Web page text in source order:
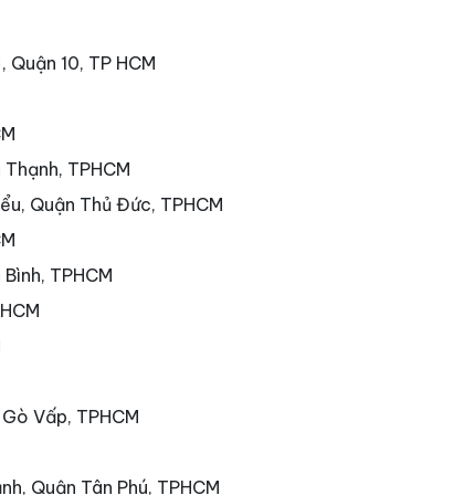
10, TP HCM
TPHCM
Quận Thủ Đức, TPHCM
TPHCM
Vấp, TPHCM
Quận Tân Phú, TPHCM